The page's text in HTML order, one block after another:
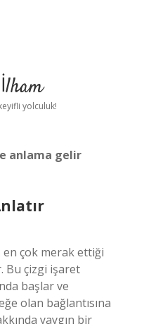
yolculuk!
anlama gelir
en çok merak ettiği
Bu çizgi işaret
başlar ve
olan bağlantısına
yaygın bir